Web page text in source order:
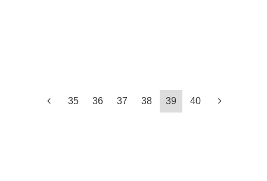
35 36 37 38 39 40